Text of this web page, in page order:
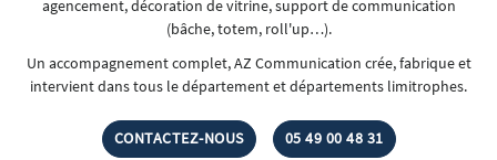
agencement, décoration de vitrine, support de communication
(bâche, totem, roll'up…).
Un accompagnement complet, AZ Communication crée, fabrique et
intervient dans tous le département et départements limitrophes.
CONTACTEZ-NOUS 05 49 00 48 31